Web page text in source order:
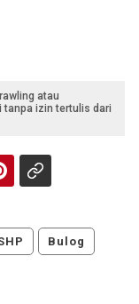
atau
tanpa izin tertulis dari
Bulog